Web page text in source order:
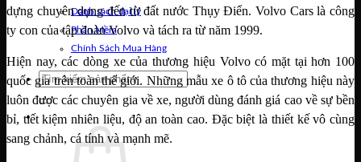
Danh sách đại lý
Phần Mềm
Chính Sách Mua Hàng
Tìm
kiếm:
Giỏ hàng / 0₫
dựng chuyên dụng đến từ đất nước Thụy Điển. Volvo Cars là công
ty con của tập đoàn Volvo và tách ra từ năm 1999.
Hiện nay, các dòng xe của thương hiệu Volvo có mặt tại hơn 100
quốc gia trên toàn thế giới. Những mẫu xe ô tô của thương hiệu này
luôn được các chuyên gia về xe, người dùng đánh giá cao về sự bền
bỉ, tiết kiệm nhiên liệu, độ an toàn cao. Đặc biệt là thiết kế vô cùng
sang chảnh, cá tính và mạnh mẽ.